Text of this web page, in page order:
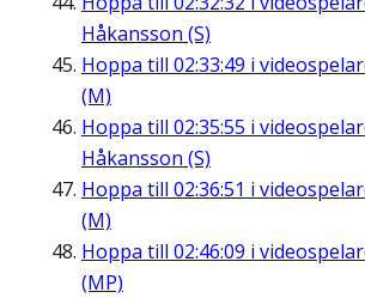
Håkansson (S)
Hoppa till 02:33:49 i
(M)
Hoppa till 02:35:55 i
Håkansson (S)
Hoppa till 02:36:51 i
(M)
Hoppa till 02:46:09 i
(MP)